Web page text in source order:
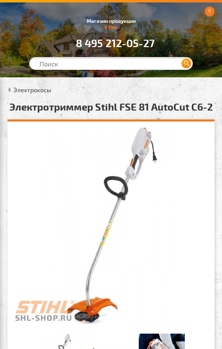
Магазин продукции
STIHL
8 495 212-05-27
0
Электрокосы
Электротриммер Stihl FSE 81 AutoCut C6-2